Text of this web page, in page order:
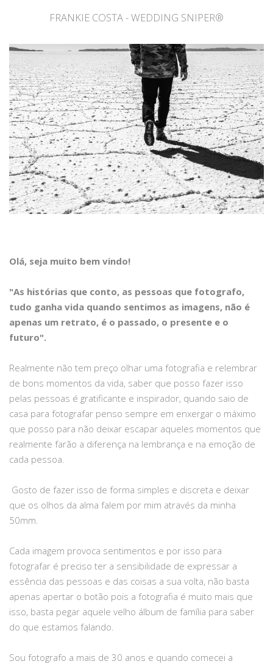
FRANKIE COSTA - WEDDING SNIPER®
Olá, seja muito bem vindo!
"As histórias que conto, as pessoas que fotografo,
tudo ganha vida quando sentimos as imagens, não é
apenas um retrato, é o passado, o presente e o
futuro".
Realmente não tem preço olhar uma fotografia e relembrar
de bons momentos da vida, saber que posso fazer isso
pelas pessoas é gratificante e inspirador, quando saio de
casa para fotografar penso sempre em enxergar o máximo
que posso para não deixar escapar aqueles momentos que
realmente farão a diferença na lembrança e na emoção de
cada pessoa.
Gosto de fazer isso de forma simples e discreta e deixar
que os olhos da alma falem por mim através da minha
50mm.
Cada imagem provoca sentimentos e por isso para
fotografar é preciso ter a sensibilidade de expressar a
essência das pessoas e das coisas a sua volta, não basta
apenas apertar o botão pois a fotografia é muito mais que
isso, basta pegar aquele velho álbum de família para saber
do que estamos falando.
Sou fotografo a mais de 30 anos e quando comecei a